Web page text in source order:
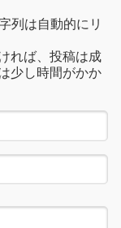
列は自動的にリ
れば、投稿は成
少し時間がかか